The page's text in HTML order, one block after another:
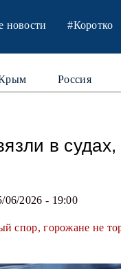
новости #Коротко
Россия
в
06/2026 - 19:00
спор, горожане не